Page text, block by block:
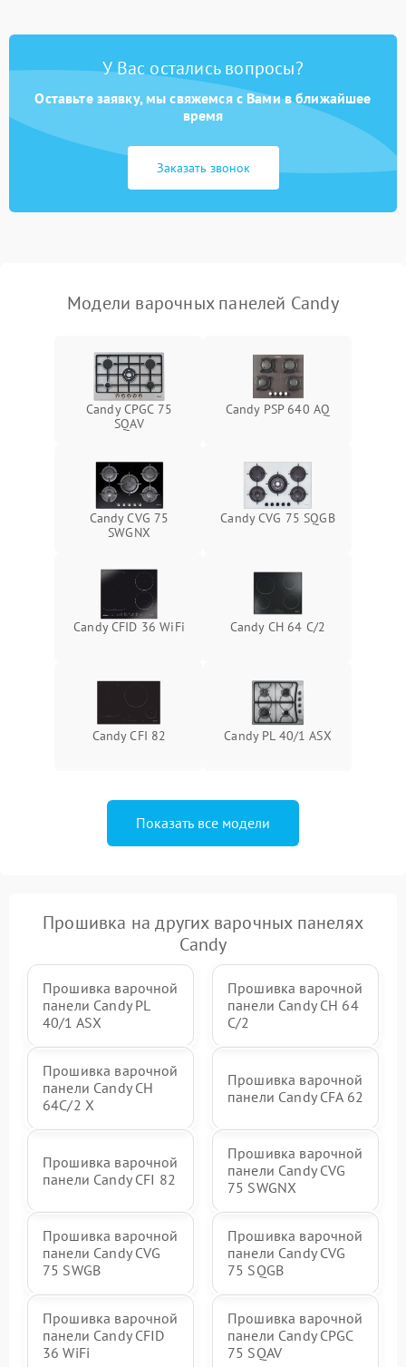
У Вас остались вопросы?
Оставьте заявку, мы свяжемся с Вами в ближайшее
время
Заказать звонок
Модели варочных панелей Candy
Candy CPGC 75
SQAV
Candy PSP 640 AQ
Candy CVG 75
SWGNX
Candy CVG 75 SQGB
Candy CFID 36 WiFi Candy CH 64 C/2
Candy CFI 82 Candy PL 40/1 ASX
Показать все модели
Прошивка на других варочных панелях
Candy
Прошивка варочной
панели Candy PL
40/1 ASX
Прошивка варочной
панели Candy CH 64
C/2
Прошивка варочной
панели Candy CH
64C/2 X
Прошивка варочной
панели Candy CFA 62
Прошивка варочной
панели Candy CFI 82
Прошивка варочной
панели Candy CVG
75 SWGNX
Прошивка варочной
панели Candy CVG
75 SWGB
Прошивка варочной
панели Candy CVG
75 SQGB
Прошивка варочной
панели Candy CFID
36 WiFi
Прошивка варочной
панели Candy CPGC
75 SQAV